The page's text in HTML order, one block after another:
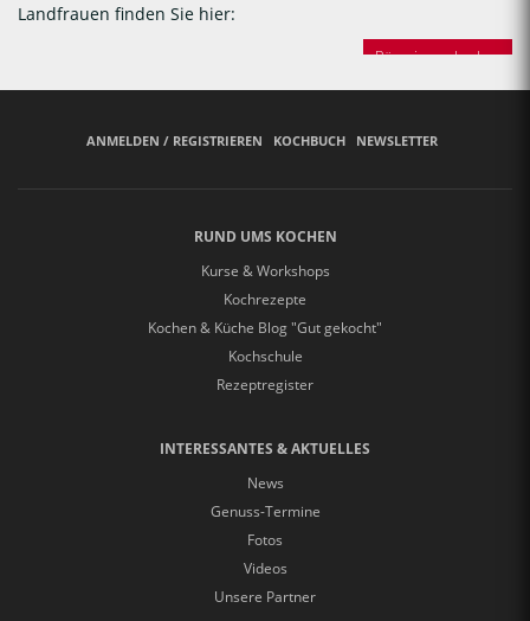
Landfrauen finden Sie hier:
Bäuerinnen backen
ANMELDEN / REGISTRIEREN KOCHBUCH NEWSLETTER
RUND UMS KOCHEN
Kurse & Workshops
Kochrezepte
Kochen & Küche Blog "Gut gekocht"
Kochschule
Rezeptregister
INTERESSANTES & AKTUELLES
News
Genuss-Termine
Fotos
Videos
Unsere Partner